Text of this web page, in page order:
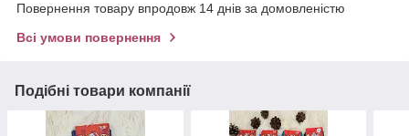
Повернення товару впродовж 14 днів за домовленістю
Всі умови повернення
Подібні товари компанії